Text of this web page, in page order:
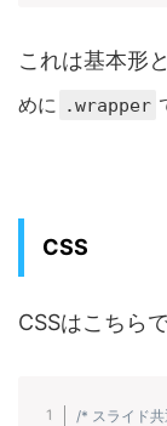
これは基本形
めに
.wrapper
CSS
CSSはこちらで
/* スライド